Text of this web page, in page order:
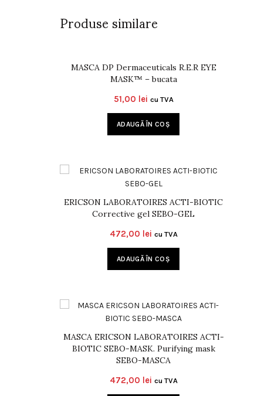
Produse similare
MASCA DP Dermaceuticals R.E.R EYE
MASK™ – bucata
51,00 lei cu TVA
ADAUGĂ ÎN COȘ
ERICSON LABORATOIRES ACTI-BIOTIC
Corrective gel SEBO-GEL
472,00 lei cu TVA
ADAUGĂ ÎN COȘ
MASCA ERICSON LABORATOIRES ACTI-
BIOTIC SEBO-MASK. Purifying mask
SEBO-MASCA
472,00 lei cu TVA